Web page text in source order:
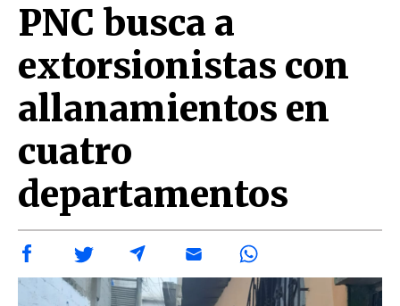
PNC busca a
extorsionistas con
allanamientos en
cuatro
departamentos